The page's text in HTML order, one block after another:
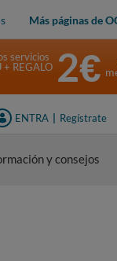
Más páginas de
ENTRA Regístrate
servicios
+ REGALO 2€
y consejos